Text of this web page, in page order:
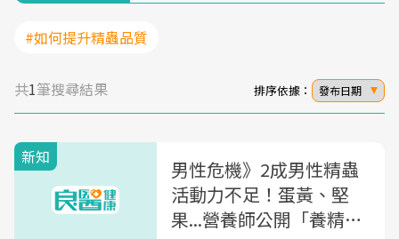
#如何提升精蟲品質
共1筆搜尋結果 排序依據： 發布日期
新知
男性危機》2成男性精蟲
活動力不足！蛋黃、堅
果...營養師公開「養精7